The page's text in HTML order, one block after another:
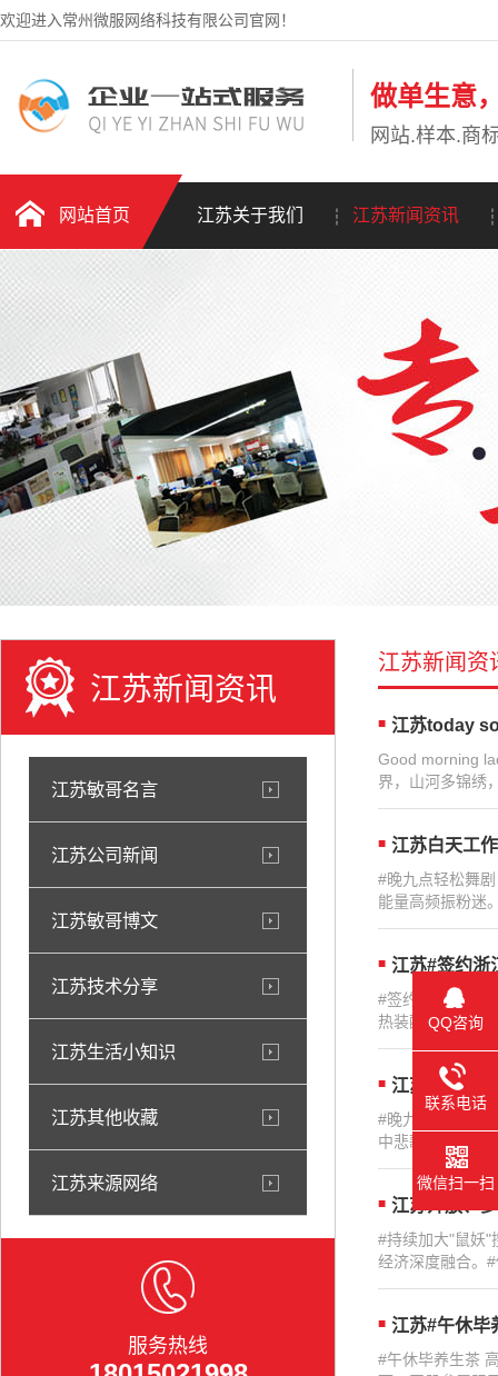
欢迎进入常州微服网络科技有限公司官网！
做单生意
网站.样本.商
网站首页 江苏关于我们 江苏新闻资讯
江苏新闻资讯
江苏敏哥名言
江苏公司新闻
江苏敏哥博文
江苏技术分享
江苏生活小知识
江苏其他收藏
江苏来源网络
服务热线
江苏新闻资
江苏today
Good morning
界，山河多锦绣
江苏白天工
#晚九点轻松舞
能量高频振粉迷
江苏#签约浙
#签约浙江宁波
热装配、热拆卸
江苏窗外的
#晚九点"虎妖"情
中悲歌唱一整夜
江苏开放、
#持续加大"鼠妖"
经济深度融合。
江苏#午休毕
#午休毕养生茶
QQ咨询
联系电话
微信扫一扫